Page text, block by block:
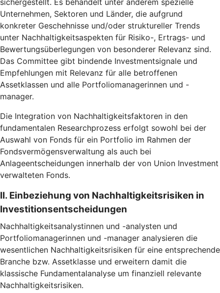
sichergestellt. Es behandelt unter anderem spezielle
Unternehmen, Sektoren und Länder, die aufgrund
konkreter Geschehnisse und/oder struktureller Trends
unter Nachhaltigkeitsaspekten für Risiko-, Ertrags- und
Bewertungsüberlegungen von besonderer Relevanz sind.
Das Committee gibt bindende Investmentsignale und
Empfehlungen mit Relevanz für alle betroffenen
Assetklassen und alle Portfoliomanagerinnen und -
manager.
Die Integration von Nachhaltigkeitsfaktoren in den
fundamentalen Researchprozess erfolgt sowohl bei der
Auswahl von Fonds für ein Portfolio im Rahmen der
Fondsvermögensverwaltung als auch bei
Anlageentscheidungen innerhalb der von Union Investment
verwalteten Fonds.
II. Einbeziehung von Nachhaltigkeitsrisiken in
Investitionsentscheidungen
Nachhaltigkeitsanalystinnen und -analysten und
Portfoliomanagerinnen und -manager analysieren die
wesentlichen Nachhaltigkeitsrisiken für eine entsprechende
Branche bzw. Assetklasse und erweitern damit die
klassische Fundamentalanalyse um finanziell relevante
Nachhaltigkeitsrisiken.